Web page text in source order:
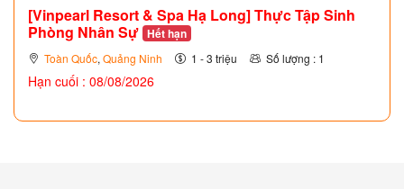
[Vinpearl Resort & Spa Hạ Long] Thực Tập Sinh
Phòng Nhân Sự Hết hạn
Toàn Quốc, Quảng Ninh 1 - 3 triệu Số lượng : 1
Hạn cuối : 08/08/2026